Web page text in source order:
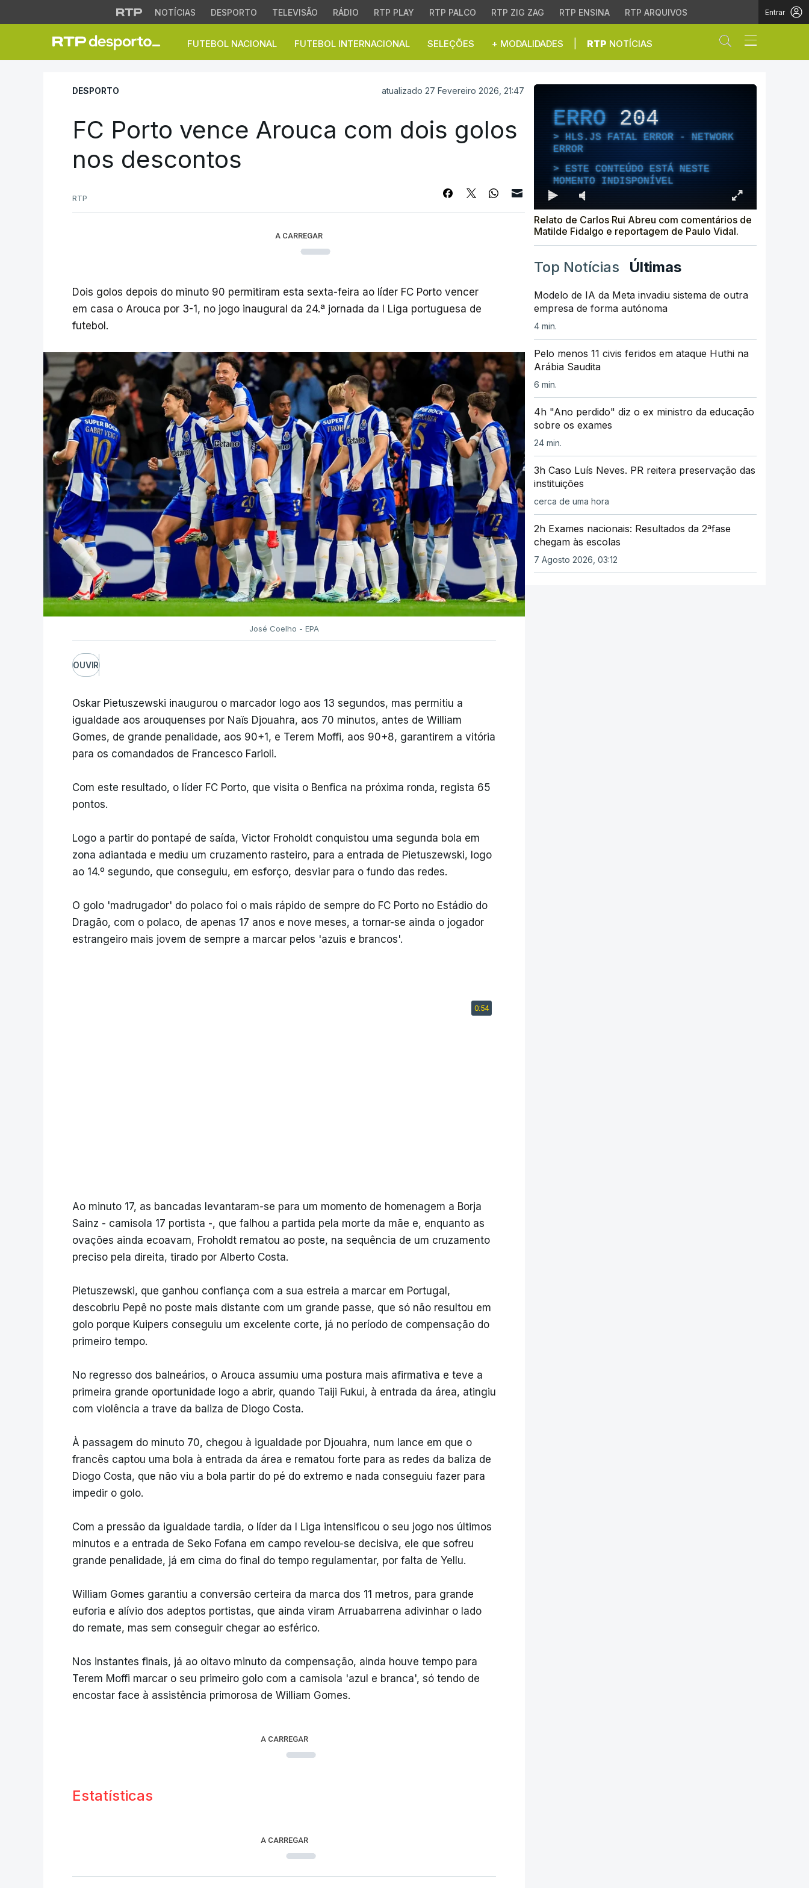
NOTÍCIAS DESPORTO TELEVISÃO RÁDIO RTP PLAY RTP PALCO RTP ZIG ZAG RTP ENSINA RTP ARQUIVOS Entrar
FUTEBOL NACIONAL FUTEBOL INTERNACIONAL SELEÇÕES + MODALIDADES RTP NOTÍCIAS Abrir campo
FC Porto vence Arouca com dois golos nos descontos
DESPORTO atualizado 27 Fevereiro 2026, 21:47
FC Porto vence Arouca com dois golos
nos descontos
RTP
A CARREGAR
Dois golos depois do minuto 90 permitiram esta sexta-feira ao líder FC Porto vencer
em casa o Arouca por 3-1, no jogo inaugural da 24.ª jornada da I Liga portuguesa de
futebol.
José Coelho - EPA
OUVIR
Oskar Pietuszewski inaugurou o marcador logo aos 13 segundos, mas permitiu a
igualdade aos arouquenses por Naïs Djouahra, aos 70 minutos, antes de William
Gomes, de grande penalidade, aos 90+1, e Terem Moffi, aos 90+8, garantirem a vitória
para os comandados de Francesco Farioli.
Com este resultado, o líder FC Porto, que visita o Benfica na próxima ronda, regista 65
pontos.
Logo a partir do pontapé de saída, Victor Froholdt conquistou uma segunda bola em
zona adiantada e mediu um cruzamento rasteiro, para a entrada de Pietuszewski, logo
ao 14.º segundo, que conseguiu, em esforço, desviar para o fundo das redes.
O golo 'madrugador' do polaco foi o mais rápido de sempre do FC Porto no Estádio do
Dragão, com o polaco, de apenas 17 anos e nove meses, a tornar-se ainda o jogador
estrangeiro mais jovem de sempre a marcar pelos 'azuis e brancos'.
Ao minuto 17, as bancadas levantaram-se para um momento de homenagem a Borja
Sainz - camisola 17 portista -, que falhou a partida pela morte da mãe e, enquanto as
ovações ainda ecoavam, Froholdt rematou ao poste, na sequência de um cruzamento
preciso pela direita, tirado por Alberto Costa.
Pietuszewski, que ganhou confiança com a sua estreia a marcar em Portugal,
descobriu Pepê no poste mais distante com um grande passe, que só não resultou em
golo porque Kuipers conseguiu um excelente corte, já no período de compensação do
primeiro tempo.
No regresso dos balneários, o Arouca assumiu uma postura mais afirmativa e teve a
primeira grande oportunidade logo a abrir, quando Taiji Fukui, à entrada da área, atingiu
com violência a trave da baliza de Diogo Costa.
À passagem do minuto 70, chegou à igualdade por Djouahra, num lance em que o
francês captou uma bola à entrada da área e rematou forte para as redes da baliza de
Diogo Costa, que não viu a bola partir do pé do extremo e nada conseguiu fazer para
impedir o golo.
Com a pressão da igualdade tardia, o líder da I Liga intensificou o seu jogo nos últimos
minutos e a entrada de Seko Fofana em campo revelou-se decisiva, ele que sofreu
grande penalidade, já em cima do final do tempo regulamentar, por falta de Yellu.
William Gomes garantiu a conversão certeira da marca dos 11 metros, para grande
euforia e alívio dos adeptos portistas, que ainda viram Arruabarrena adivinhar o lado
do remate, mas sem conseguir chegar ao esférico.
Nos instantes finais, já ao oitavo minuto da compensação, ainda houve tempo para
Terem Moffi marcar o seu primeiro golo com a camisola 'azul e branca', só tendo de
encostar face à assistência primorosa de William Gomes.
A CARREGAR
Estatísticas
A CARREGAR
ERRO204
HLS.JS FATAL ERROR - NETWORK
ERROR
ESTE CONTEÚDO ESTÁ NESTE
MOMENTO INDISPONÍVEL
Relato de Carlos Rui Abreu com comentários de
Matilde Fidalgo e reportagem de Paulo Vidal.
Top Notícias Últimas
Modelo de IA da Meta invadiu sistema de outra
empresa de forma autónoma
4 min.
Pelo menos 11 civis feridos em ataque Huthi na
Arábia Saudita
6 min.
4h "Ano perdido" diz o ex ministro da educação
sobre os exames
24 min.
3h Caso Luís Neves. PR reitera preservação das
instituições
cerca de uma hora
2h Exames nacionais: Resultados da 2ªfase
chegam às escolas
7 Agosto 2026, 03:12